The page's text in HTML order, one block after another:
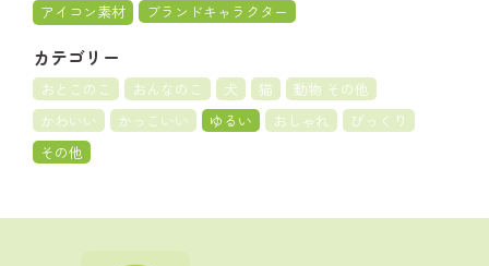
アイコン素材
ブランドキャラクター
カテゴリー
おとこのこ おんなのこ 犬 猫
動物 その他
かわいい
かっこいい ゆるい おしゃれ
びっくり
その他